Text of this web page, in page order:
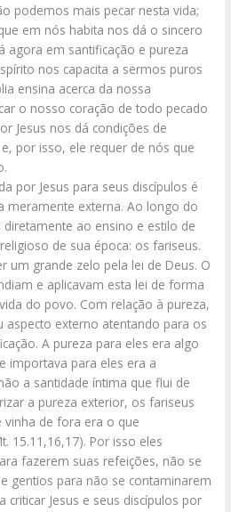
podemos mais pecar nesta vida;
em nós habita nos dá o sincero
agora em santificação e pureza
nos capacita a sermos puros
ensina acerca da nossa
o nosso coração de todo pecado
Jesus nos dá condições de
por isso, ele requer de nós que
por Jesus para seus discípulos é
meramente externa. Ao longo do
diretamente ao ensino e estilo de
de sua época: os fariseus.
um grande zelo pela lei de Deus. O
e aplicavam esta lei de forma
do povo. Com relação à pureza,
aspecto externo atentando para os
A pureza para eles era algo
importava para eles era a
a santidade íntima que flui de
a pureza exterior, os fariseus
de fora era o que
15.11,16,17). Por isso eles
fazerem suas refeições, não se
gentios para não se contaminarem
criticar Jesus e seus discípulos por